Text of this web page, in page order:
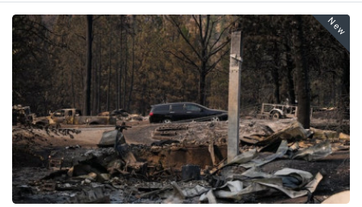
New